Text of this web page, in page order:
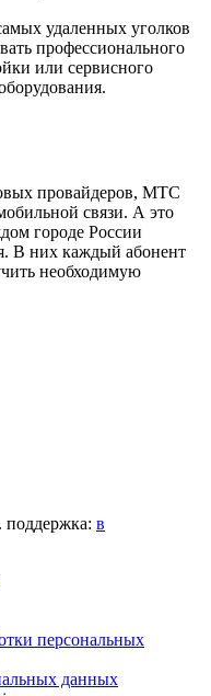
удаленных уголков
профессионального
или сервисного
провайдеров, МТС
связи. А это
городе России
В них каждый абонент
необходимую
поддержка: в
персональных
данных